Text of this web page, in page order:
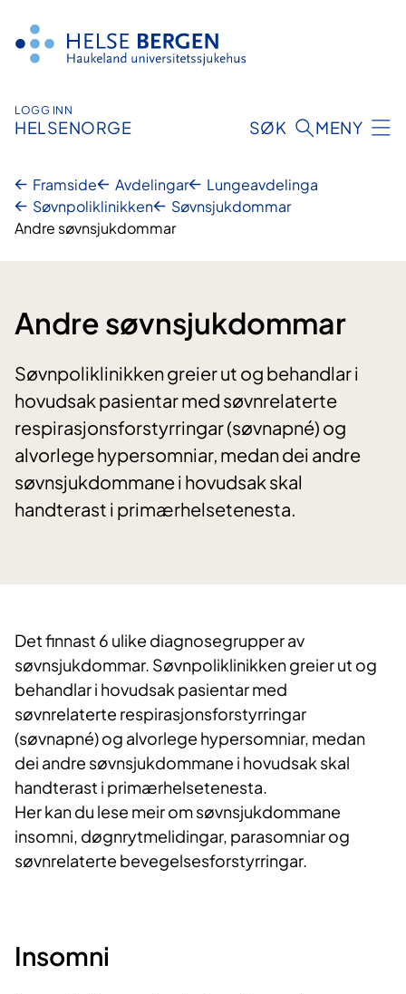
innhald
LOGG INN
HELSENORGE SØK MENY
Framside Avdelingar
Lungeavdelinga
Søvnpoliklinikken
Søvnsjukdommar
Andre søvnsjukdommar
Andre søvnsjukdommar
Søvnpoliklinikken greier ut og behandlar i
hovudsak pasientar med søvnrelaterte
respirasjonsforstyrringar (søvnapné) og
alvorlege hypersomniar, medan dei andre
søvnsjukdommane i hovudsak skal
handterast i primærhelsetenesta.
Det finnast 6 ulike diagnosegrupper av
søvnsjukdommar. Søvnpoliklinikken greier ut og
behandlar i hovudsak pasientar med
søvnrelaterte respirasjonsforstyrringar
(søvnapné) og alvorlege hypersomniar, medan
dei andre søvnsjukdommane i hovudsak skal
handterast i primærhelsetenesta.
Her kan du lese meir om søvnsjukdommane
insomni, døgnrytmelidingar, parasomniar og
søvnrelaterte bevegelsesforstyrringar.
Insomni